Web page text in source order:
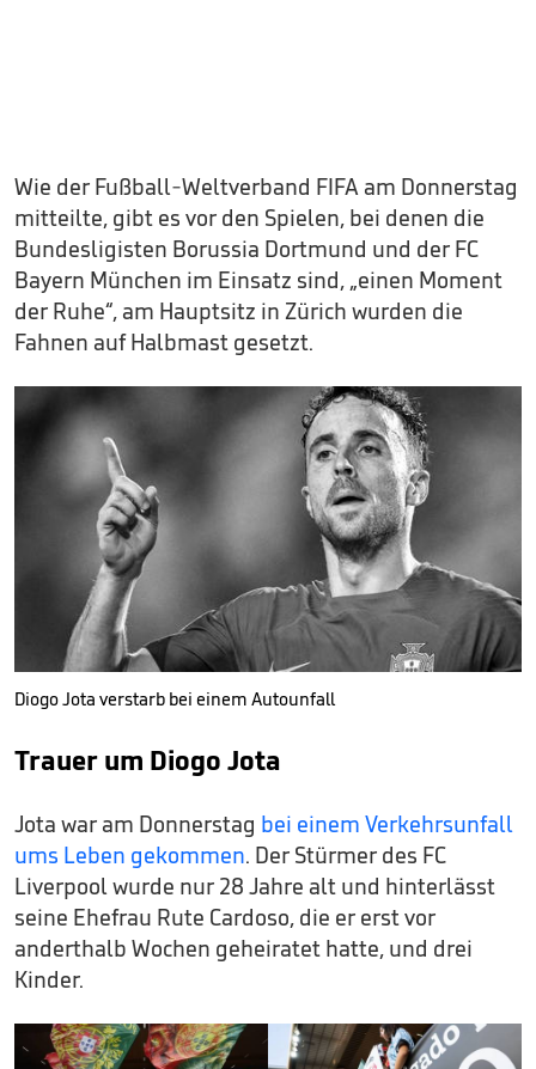
Wie der Fußball-Weltverband FIFA am Donnerstag
mitteilte, gibt es vor den Spielen, bei denen die
Bundesligisten Borussia Dortmund und der FC
Bayern München im Einsatz sind, „einen Moment
der Ruhe“, am Hauptsitz in Zürich wurden die
Fahnen auf Halbmast gesetzt.
Diogo Jota verstarb bei einem Autounfall
Trauer um Diogo Jota
Jota war am Donnerstag bei einem Verkehrsunfall
ums Leben gekommen. Der Stürmer des FC
Liverpool wurde nur 28 Jahre alt und hinterlässt
seine Ehefrau Rute Cardoso, die er erst vor
anderthalb Wochen geheiratet hatte, und drei
Kinder.